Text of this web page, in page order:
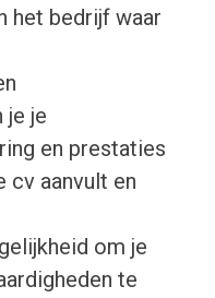
het bedrijf waar
je je
en prestaties
cv aanvult en
om je
te